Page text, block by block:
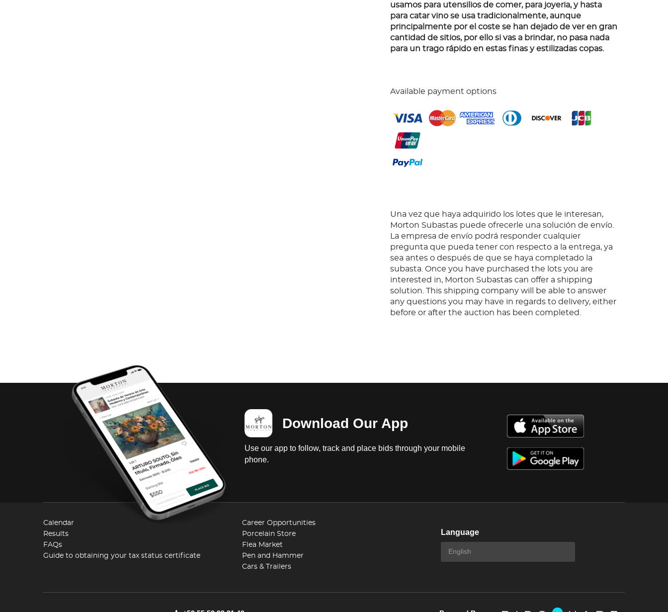
usamos para utensilios de comer, para joyeria, y hasta
para catar vino se usa tradicionalmente, aunque
principalmente por el coste se han dejado de ver en gran
cantidad de sitios, por ello si vas a brindar, no pasa nada
para un trago rápido en estas finas y estilizadas copas.
Available payment options
Una vez que haya adquirido los lotes que le interesan,
Morton Subastas puede ofrecerle una solución de envío.
La empresa de envío podrá responder cualquier
pregunta que pueda tener con respecto a la entrega, ya
sea antes o después de que se haya completado la
subasta. Once you have purchased the lots you are
interested in, Morton Subastas can offer a shipping
solution. This shipping company will be able to answer
any questions you may have in regards to delivery, either
before or after the auction has been completed.
Download Our App
Use our app to follow, track and place bids through your mobile
phone.
Calendar
Results
FAQs
Guide to obtaining your tax status certificate
Career Opportunities
Porcelain Store
Flea Market
Pen and Hammer
Cars & Trailers
Language